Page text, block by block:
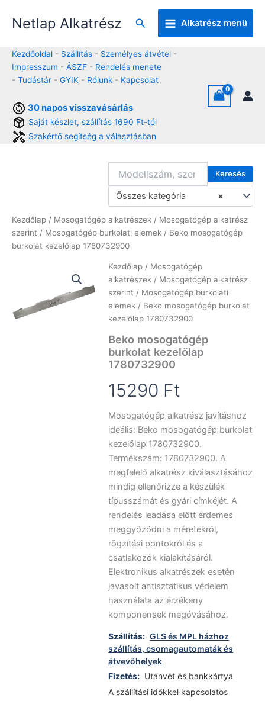
Netlap Alkatrész Keresés Alkatrész menü
Kezdőoldal - Szállítás - Személyes átvétel -
Impresszum - ÁSZF - Rendelés menete
- Tudástár - GYIK - Rólunk - Kapcsolat
30 napos visszavásárlás
Saját készlet, szállítás 1690 Ft-tól
Szakértő segítség a választásban
Keresés
×
Összes kategória
Kezdőlap / Mosogatógép alkatrészek / Mosogatógép alkatrész
szerint / Mosogatógép burkolati elemek / Beko mosogatógép
burkolat kezelőlap 1780732900
Kezdőlap / Mosogatógép
alkatrészek / Mosogatógép alkatrész
szerint / Mosogatógép burkolati
elemek / Beko mosogatógép burkolat
kezelőlap 1780732900
Beko mosogatógép
burkolat kezelőlap
1780732900
15290 Ft
Mosogatógép alkatrész javításhoz
ideális: Beko mosogatógép burkolat
kezelőlap 1780732900.
Termékszám: 1780732900. A
megfelelő alkatrész kiválasztásához
mindig ellenőrizze a készülék
típusszámát és gyári címkéjét. A
rendelés leadása előtt érdemes
meggyőződni a méretekről,
rögzítési pontokról és a
csatlakozók kialakításáról.
Elektronikus alkatrészek esetén
javasolt antisztatikus védelem
használata az érzékeny
komponensek megóvásához.
Szállítás: GLS és MPL házhoz
szállítás, csomagautomaták és
átvevőhelyek
Fizetés: Utánvét és bankkártya
A szállítási időkkel kapcsolatos